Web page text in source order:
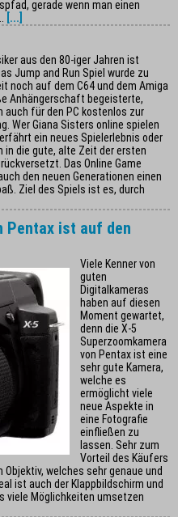
gerade wenn man einen
[...]
aus den 80-iger Jahren ist
Jump and Run Spiel wurde zu
noch auf dem C64 und dem Amiga
Anhängerschaft begeisterte,
auch für den PC kostenlos zur
Wer Giana Sisters online spielen
ein neues Spielerlebnis oder
in die gute, alte Zeit der ersten
Das Online Game
den neuen Generationen einen
Ziel des Spiels ist es, durch
Pentax ist auf den
Viele Kenner von
guten
Digitalkameras
haben auf diesen
Moment gewartet,
denn die X-5
Superzoomkamera
von Pentax ist eine
sehr gute Kamera,
welche es
ermöglicht viele
neue Aspekte in
eine Fotografie
einfließen zu
lassen. Sehr zum
Vorteil des Käufers
welches sehr genaue und
ist auch der Klappbildschirm und
viele Möglichkeiten umsetzen